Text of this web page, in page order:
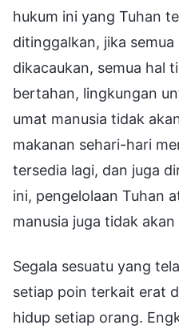
hukum ini yang Tuhan
ditinggalkan, jika
dikacaukan, semua hal
bertahan, lingkungan
umat manusia tidak
makanan sehari-hari
tersedia lagi, dan juga
ini, pengelolaan Tuhan
manusia juga tidak akan
Segala sesuatu yang
setiap poin terkait erat
hidup setiap orang.